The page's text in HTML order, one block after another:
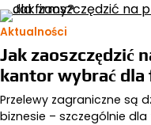
Aktualności
Jak zaoszczędzić
kantor wybrać dla
Przelewy zagraniczne są
biznesie – szczególnie